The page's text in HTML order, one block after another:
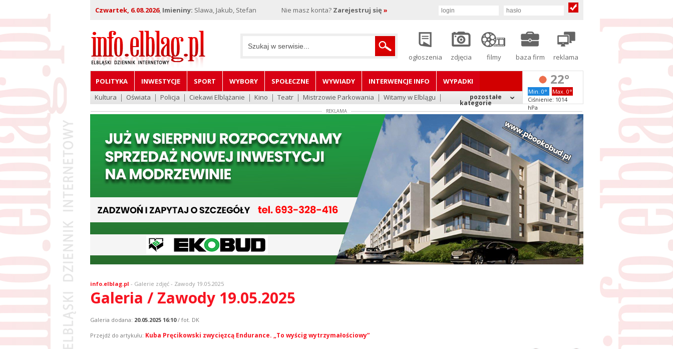
Czwartek, 6.08.2026, Imieniny: Slawa, Jakub, Stefan Nie masz konta? Zarejestruj się »
ogłoszenia zdjęcia filmy baza firm reklama
POLITYKA INWESTYCJE SPORT WYBORY SPOŁECZNE WYWIADY INTERWENCJE INFO
WYPADKI
Kultura
Oświata Policja Ciekawi Elblążanie Kino Teatr Mistrzowie Parkowania Witamy w Elblągu pozostałe
kategorie
22°
Min. 0°
Max. 0°
Ciśnienie: 1014
hPa
REKLAMA
info.elblag.pl - Galerie zdjęć- Zawody 19.05.2025
Galeria / Zawody 19.05.2025
Galeria dodana: 20.05.2025 16:10/ fot. DK
Przejdź do artykułu: Kuba Pręcikowski zwycięzcą Endurance. „To wyścig wytrzymałościowy”